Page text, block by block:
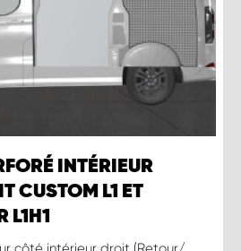
INTÉRIEUR
CUSTOM L1 ET
L1H1